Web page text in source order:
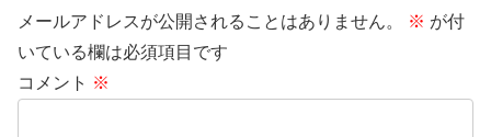
メールアドレスが公開されることはありません。 ※ が付
いている欄は必須項目です
コメント ※